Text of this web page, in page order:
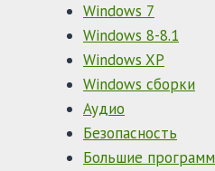
Windows 7
Windows 8-8.1
Windows XP
Windows сборки
Аудио
Безопасность
Большие